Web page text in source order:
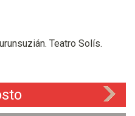
Teatro Solís.